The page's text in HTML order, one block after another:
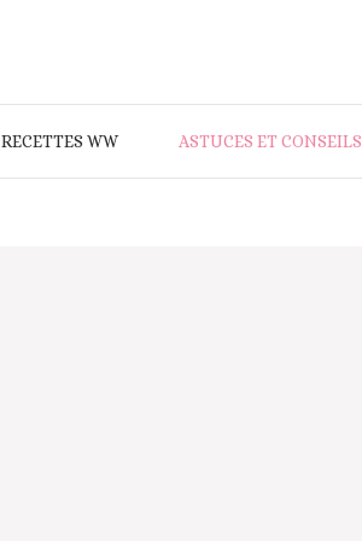
RECETTES WW ASTUCES ET CONSEILS